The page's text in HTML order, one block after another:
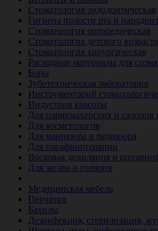
Стоматология эндодонтическая
Гигиена полости рта и
Стоматология ортопедическая
Стоматология детского
Стоматология хирургическая
Расходные материалы для
Боры
Зуботехническая лаборатория
Инструментарий
Индустрия красоты
Для парикмахерских и салонов
Для косметологов
Для маникюра и педикюра
Для парафинотерапии
Восковая депиляция и шугаринг
Для загара и солярия
Медицинская мебель
Перчатки
Бахилы
Дезинфекция, стерилизация,